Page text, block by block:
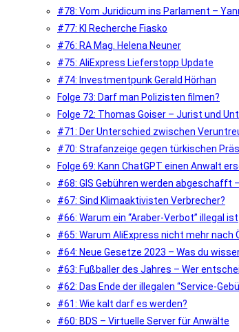
#78: Vom Juridicum ins Parlament –
#77: KI Recherche Fiasko
#76: RA Mag. Helena Neuner
#75: AliExpress Lieferstopp Update
#74: Investmentpunk Gerald Hörhan
Folge 73: Darf man Polizisten filmen?
Folge 72: Thomas Goiser – Jurist und
#71: Der Unterschied zwischen
#70: Strafanzeige gegen türkischen
Folge 69: Kann ChatGPT einen Anwalt
#68: GIS Gebühren werden abgeschafft
#67: Sind Klimaaktivisten Verbrecher?
#66: Warum ein “Araber-Verbot” illegal ist
#65: Warum AliExpress nicht mehr
#64: Neue Gesetze 2023 – Was du
#63: Fußballer des Jahres – Wer
#62: Das Ende der illegalen “Service-
#61: Wie kalt darf es werden?
#60: BDS – Virtuelle Server für Anwälte